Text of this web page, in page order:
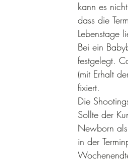
kann es
dass die
Lebenstage
Bei ein
festgelegt.
(mit Erhalt
fixiert.
Die
Sollte der
Newborn
in der